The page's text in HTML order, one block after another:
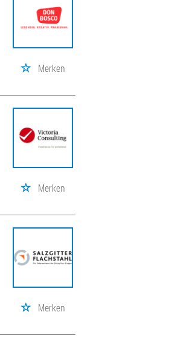
Merken
Merken
Merken